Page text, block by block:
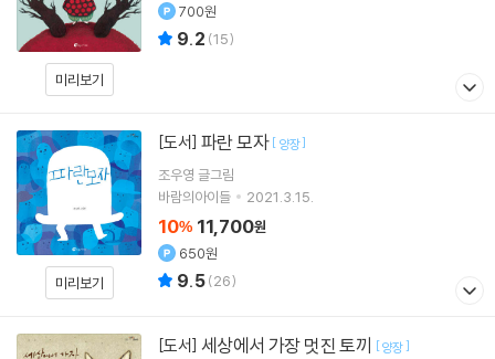
미리보기
700원
9.2 (15)
미리보기
[도서] 파란 모자 [ 양장]
조우영 글그림
바람의아이들
2021.3.15.
10% 11,700원
650원
9.5(26)
[도서] 세상에서 가장 멋진 토끼 [양장]